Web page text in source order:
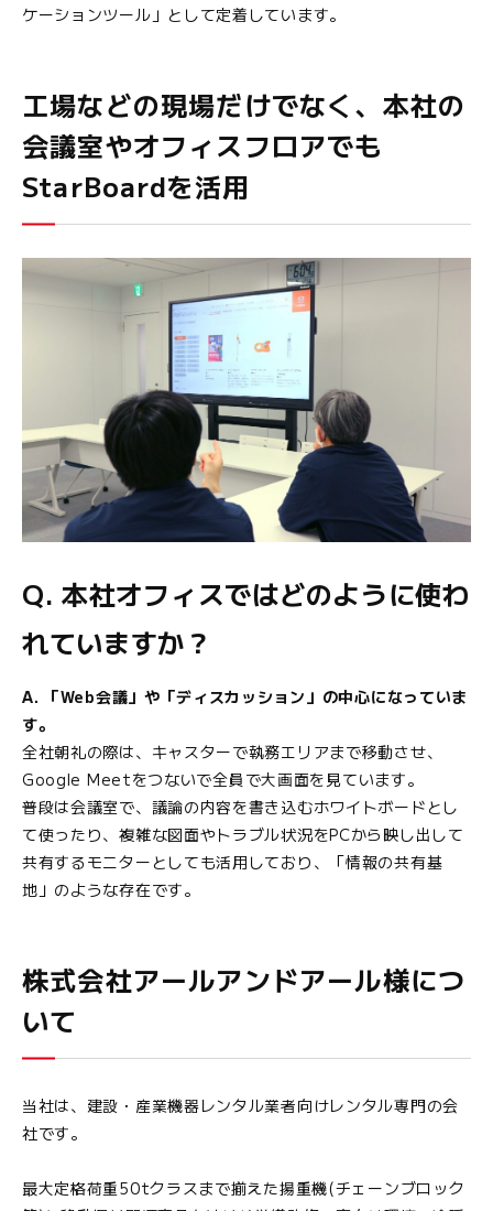
ケーションツール」として定着しています。
工場などの現場だけでなく、本社の
会議室やオフィスフロアでも
StarBoardを活用
Q. 本社オフィスではどのように使わ
れていますか？
A. 「Web会議」や「ディスカッション」の中心になっていま
す。
全社朝礼の際は、キャスターで執務エリアまで移動させ、
Google Meetをつないで全員で大画面を見ています。
普段は会議室で、議論の内容を書き込むホワイトボードとし
て使ったり、複雑な図面やトラブル状況をPCから映し出して
共有するモニターとしても活用しており、「情報の共有基
地」のような存在です。
株式会社アールアンドアール様につ
いて
当社は、建設・産業機器レンタル業者向けレンタル専門の会
社です。
最大定格荷重50tクラスまで揃えた揚重機(チェーンブロック